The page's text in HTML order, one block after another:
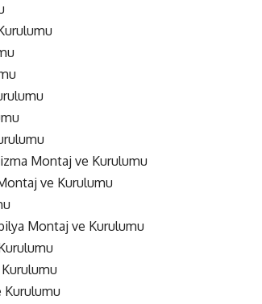
Montaj ve Kurulumu
ve Kurulumu
Montaj ve Kurulumu
Kurulumu